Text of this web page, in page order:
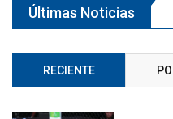
Últimas Noticias
RECIENTE